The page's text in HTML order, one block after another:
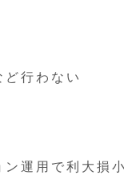
行わない
運用で利大損